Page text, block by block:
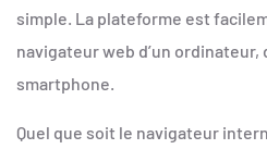
simple. La plateforme est
navigateur web d’un ordinateur,
smartphone.
Quel que soit le navigateur